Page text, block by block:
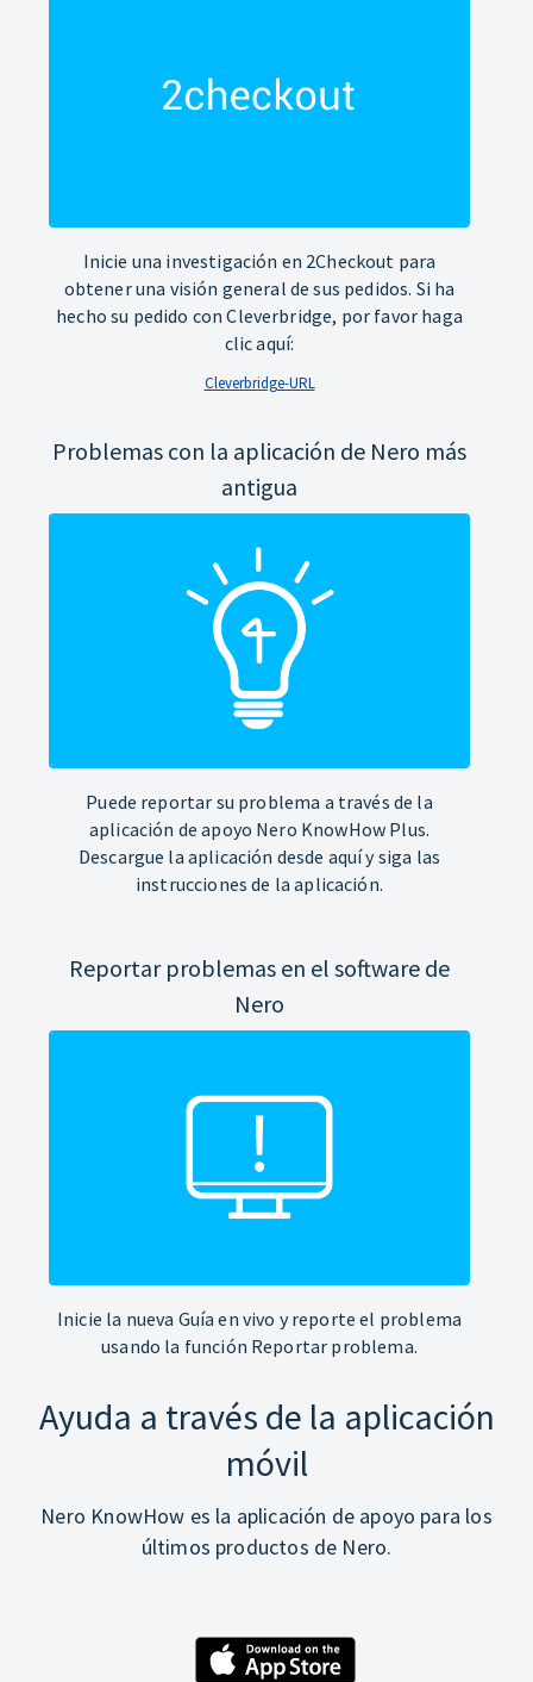
Inicie una investigación en 2Checkout para
obtener una visión general de sus pedidos. Si ha
hecho su pedido con Cleverbridge, por favor haga
clic aquí:
Cleverbridge-URL
Problemas con la aplicación de Nero más
antigua
Puede reportar su problema a través de la
aplicación de apoyo Nero KnowHow Plus.
Descargue la aplicación desde aquí y siga las
instrucciones de la aplicación.
Reportar problemas en el software de
Nero
Inicie la nueva Guía en vivo y reporte el problema
usando la función Reportar problema.
Ayuda a través de la aplicación
móvil
Nero KnowHow es la aplicación de apoyo para los
últimos productos de Nero.